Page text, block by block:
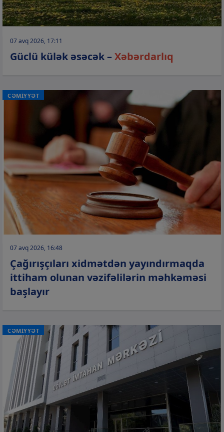
07 avq 2026, 17:11
Güclü külək əsəcək –Xəbərdarlıq
CƏMİYYƏT
07 avq 2026, 16:48
Çağırışçıları xidmətdən yayındırmaqda
ittiham olunan vəzifəlilərin məhkəməsi
başlayır
CƏMİYYƏT